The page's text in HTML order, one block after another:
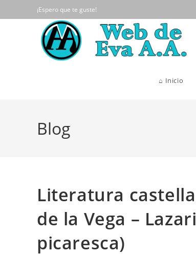
al
¡Espero que te guste!
⌂ Inicio
Blog
Literatura
de la Vega –
picaresca)